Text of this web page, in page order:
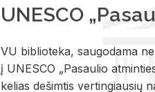
UNESCO
VU biblioteka, saugodama
į UNESCO „Pasaulio
kelias dešimtis vertingiausių